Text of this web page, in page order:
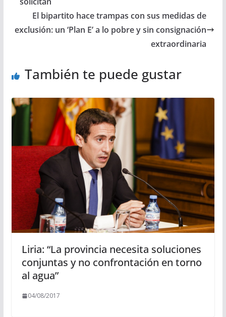
El bipartito hace trampas con sus medidas de
exclusión: un ‘Plan E’ a lo pobre y sin consignación
extraordinaria
También te puede gustar
Liria: “La provincia necesita soluciones
conjuntas y no confrontación en torno
al agua”
04/08/2017